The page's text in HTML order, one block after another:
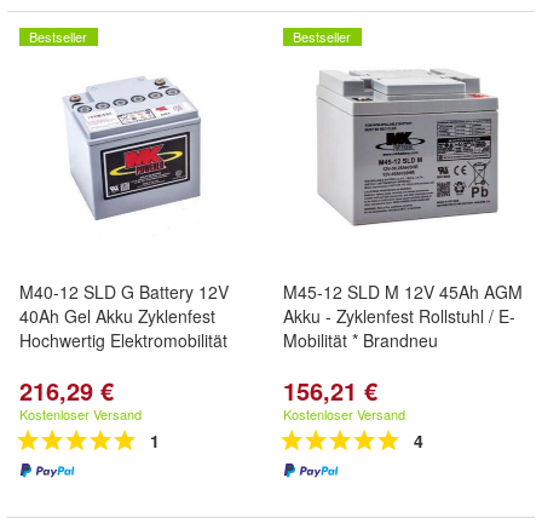
Bestseller
M40-12 SLD G Battery 12V
40Ah Gel Akku Zyklenfest
Hochwertig Elektromobilität
216,29 €
Kostenloser Versand
1
Bestseller
M45-12 SLD M 12V 45Ah AGM
Akku - Zyklenfest Rollstuhl / E-
Mobilität * Brandneu
156,21 €
Kostenloser Versand
4